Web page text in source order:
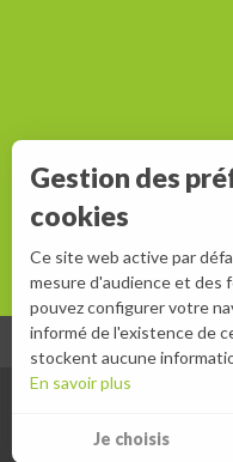
Gestion des
cookies
Ce site web active par
mesure d'audience et des
pouvez configurer votre
informé de l'existence de
stockent aucune
En savoir plus
Je choisis